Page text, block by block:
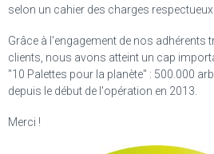
selon un cahier des charges
Grâce à l'engagement de nos adhérents
clients, nous avons atteint un cap
"10 Palettes pour la planète" : 500.000
depuis le début de l'opération en 2013.
Merci !